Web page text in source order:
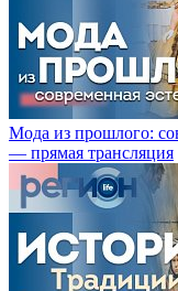
Мода из прошлого:
— прямая трансляция